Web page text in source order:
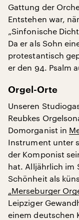
Gattung der
Entstehen war,
„Sinfonische
Da er als Sohn
protestantisch
er den 94. Psalm
Orgel-Orte
Unseren
Reubkes
Domorganist in
Instrument unter
der Komponist
hat. Alljährlich im
Schönheit als
„Merseburger
Leipziger
einem deutschen